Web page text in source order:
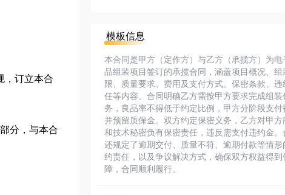
，订立本合
分，与本合
模板信息
本合同是甲方（定作方）与乙方（承揽方）为电
品组装项目签订的承揽合同，涵盖项目概况、组
限、质量要求、费用及支付方式、保密条款、违
任等内容。合同明确乙方需按甲方要求完成组装
务，良品率不得低于约定比例，甲方分阶段支付
并预留质保金。双方约定保密义务，乙方对甲方
和技术秘密负有保密责任，违反需支付违约金。
还规定了逾期交付、质量不符、逾期付款等情形
约责任，以及争议解决方式，确保双方权益得到
障，合同顺利履行。